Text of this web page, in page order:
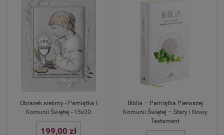
Obrazek srebrny - Pamiątka I
Komunii Świętej - 15x20
199,00 zł
Biblia – Pamiątka Pierwszej
Komunii Świętej – Stary i Nowy
Testament